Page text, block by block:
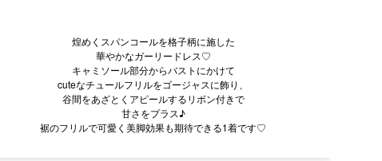
煌めくスパンコールを格子柄に施した
華やかなガーリードレス♡
キャミソール部分からバストにかけて
cuteなチュールフリルをゴージャスに飾り、
谷間をあざとくアピールするリボン付きで
甘さをプラス♪
裾のフリルで可愛く美脚効果も期待できる1着です♡